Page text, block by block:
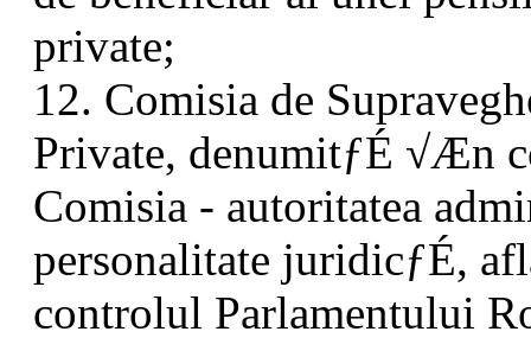
private;
12. Comisia de
Private, denumitƒÉ √Æn
Comisia - autoritatea
personalitate juridicƒÉ,
controlul Parlamentului